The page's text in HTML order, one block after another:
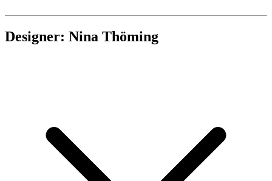
Designer: Nina Thöming